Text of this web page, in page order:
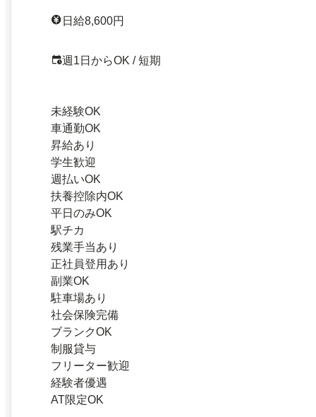
日給8,600円
週1日からOK / 短期
未経験OK
車通勤OK
昇給あり
学生歓迎
週払いOK
扶養控除内OK
平日のみOK
駅チカ
残業手当あり
正社員登用あり
副業OK
駐車場あり
社会保険完備
ブランクOK
制服貸与
フリーター歓迎
経験者優遇
AT限定OK